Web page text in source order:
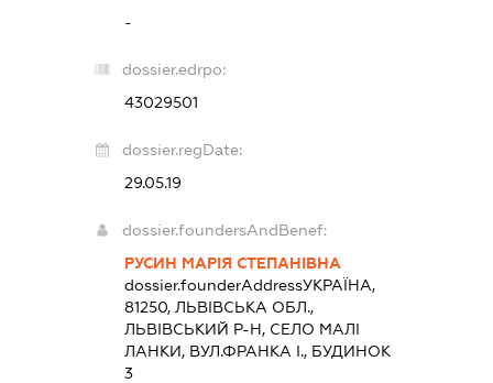
-
dossier.edrpo:
43029501
dossier.regDate:
29.05.19
dossier.foundersAndBenef:
РУСИН МАРІЯ СТЕПАНІВНА
dossier.founderAddressУКРАЇНА,
81250, ЛЬВІВСЬКА ОБЛ.,
ЛЬВІВСЬКИЙ Р-Н, СЕЛО МАЛІ
ЛАНКИ, ВУЛ.ФРАНКА І., БУДИНОК
3